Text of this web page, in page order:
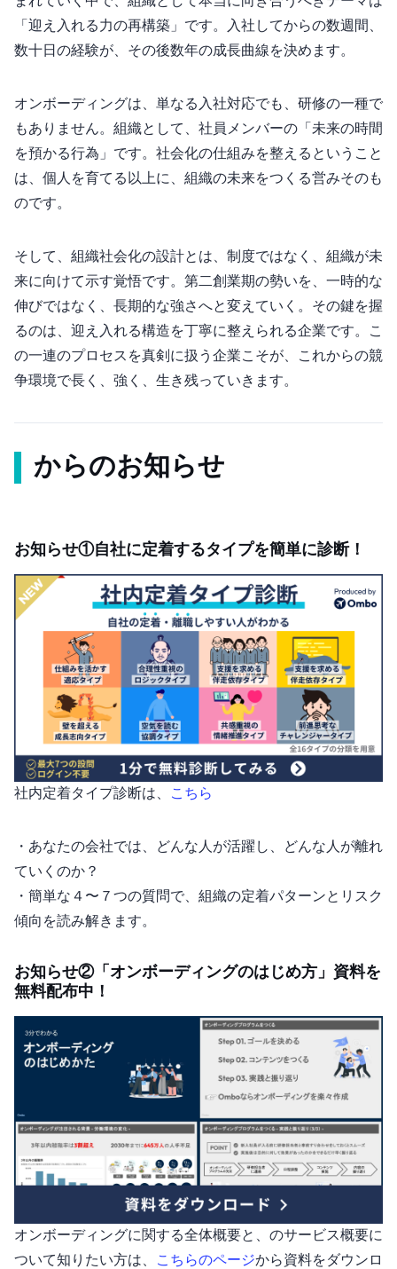
「迎え入れる力の再構築」です。入社してからの数週間、
数十日の経験が、その後数年の成長曲線を決めます。
オンボーディングは、単なる入社対応でも、研修の一種で
もありません。組織として、社員メンバーの「未来の時間
を預かる行為」です。社会化の仕組みを整えるということ
は、個人を育てる以上に、組織の未来をつくる営みそのも
のです。
そして、組織社会化の設計とは、制度ではなく、組織が未
来に向けて示す覚悟です。第二創業期の勢いを、一時的な
伸びではなく、長期的な強さへと変えていく。その鍵を握
るのは、迎え入れる構造を丁寧に整えられる企業です。こ
の一連のプロセスを真剣に扱う企業こそが、これからの競
争環境で長く、強く、生き残っていきます。
Omboからのお知らせ
お知らせ①自社に定着するタイプを簡単に診断！
社内定着タイプ診断は、 こちら
・あなたの会社では、どんな人が活躍し、どんな人が離れ
ていくのか？
・簡単な４〜７つの質問で、組織の"定着パターン"と"リスク
傾向"を読み解きます。
お知らせ②「オンボーディングのはじめ方」資料を
無料配布中！
オンボーディングに関する全体概要と、Omboのサービス概要に
ついて知りたい方は、
こちらのページから資料をダウンロ